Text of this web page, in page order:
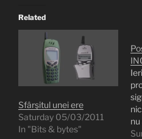
Related
Sfârşitul unei ere
Saturday 05/03/2011
In "Bits & bytes"